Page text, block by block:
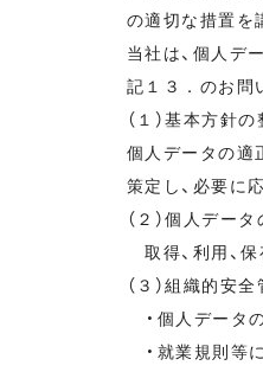
の適切な措置を
当社は、個人デ
記１３．のお問
（１）基本方針
個人データの適
策定し、必要に
（２）個人デー
取得、利用、
（３）組織的安
・個人データ
・就業規則等